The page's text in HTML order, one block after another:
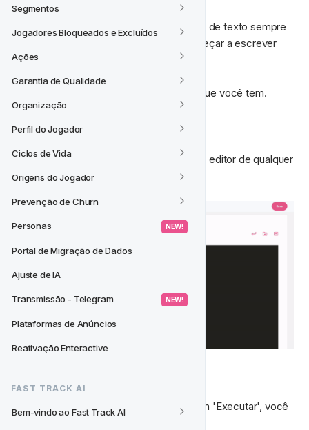
Segmentos
Jogadores Bloqueados e Excluídos
Ações
Garantia de Qualidade
Organização
Perfil do Jogador
Ciclos de Vida
Origens do Jogador
Prevenção de Churn
Personas NEW!
Portal de Migração de Dados
Ajuste de IA
Transmissão - Telegram NEW!
Plataformas de Anúncios
Reativação Enteractive
FAST TRACK AI
Bem-vindo ao Fast Track AI
Ao entrar no Editor de Consultas, o editor de texto sempre
será uma tela em branco para você começar a escrever
seu próprio SQL.
Vamos percorrer as diferentes opções que você tem.
NOVO
Clicar em 'Novo' simplesmente limpará o editor de qualquer
SQL.
Escreva seu SQL no editor e, clicando em 'Executar', você